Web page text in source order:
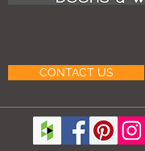
CONTACT US